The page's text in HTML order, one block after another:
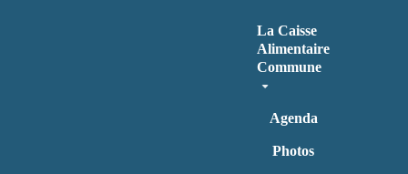
La Caisse
Alimentaire
Commune
Agenda
Photos